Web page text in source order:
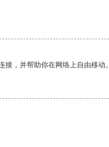
，并帮助你在网络上自由移动。